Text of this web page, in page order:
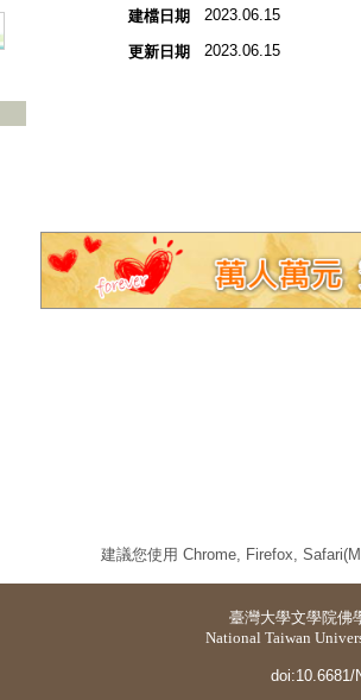
建檔日期 2023.06.15
更新日期 2023.06.15
建議您使用 Chrome, Firefox,
臺灣大學文學院佛
National Taiwan
doi:10.6681/